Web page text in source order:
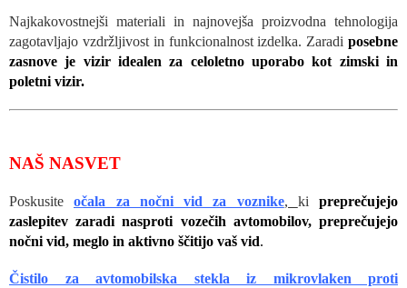
Najkakovostnejši materiali in najnovejša proizvodna tehnologija
zagotavljajo vzdržljivost in funkcionalnost izdelka. Zaradi posebne
zasnove je vizir idealen za celoletno uporabo kot zimski in
poletni vizir.
NAŠ NASVET
Poskusiteočala za nočni vid za voznike, ki preprečujejo
zaslepitev zaradi nasproti vozečih avtomobilov, preprečujejo
nočni vid, meglo in aktivno ščitijo vaš vid.
Čistilo za avtomobilska stekla iz mikrovlaken proti